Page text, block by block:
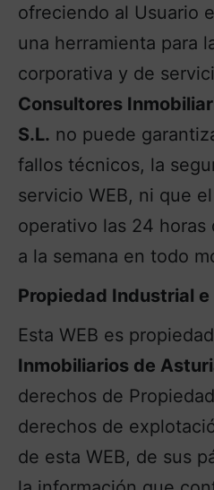
ofreciendo al Usuario
una herramienta para
corporativa y de
Consultores
S.L. no puede
fallos técnicos, la
servicio WEB, ni que
operativo las 24 horas
a la semana en todo
Propiedad Industrial
Esta WEB es
Inmobiliarios de
derechos de
derechos de
de esta WEB, de sus